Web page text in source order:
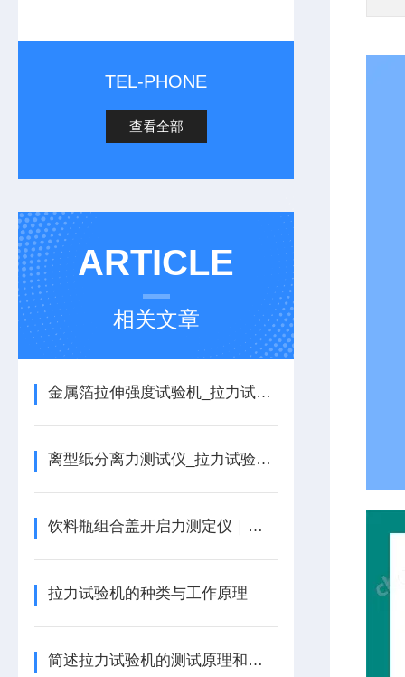
TEL-PHONE
查看全部
ARTICLE
相关文章
金属箔拉伸强度试验机_拉力试验机的详细介绍
离型纸分离力测试仪_拉力试验机的详细介绍
饮料瓶组合盖开启力测定仪｜拉力试验机
拉力试验机的种类与工作原理
简述拉力试验机的测试原理和测试方法